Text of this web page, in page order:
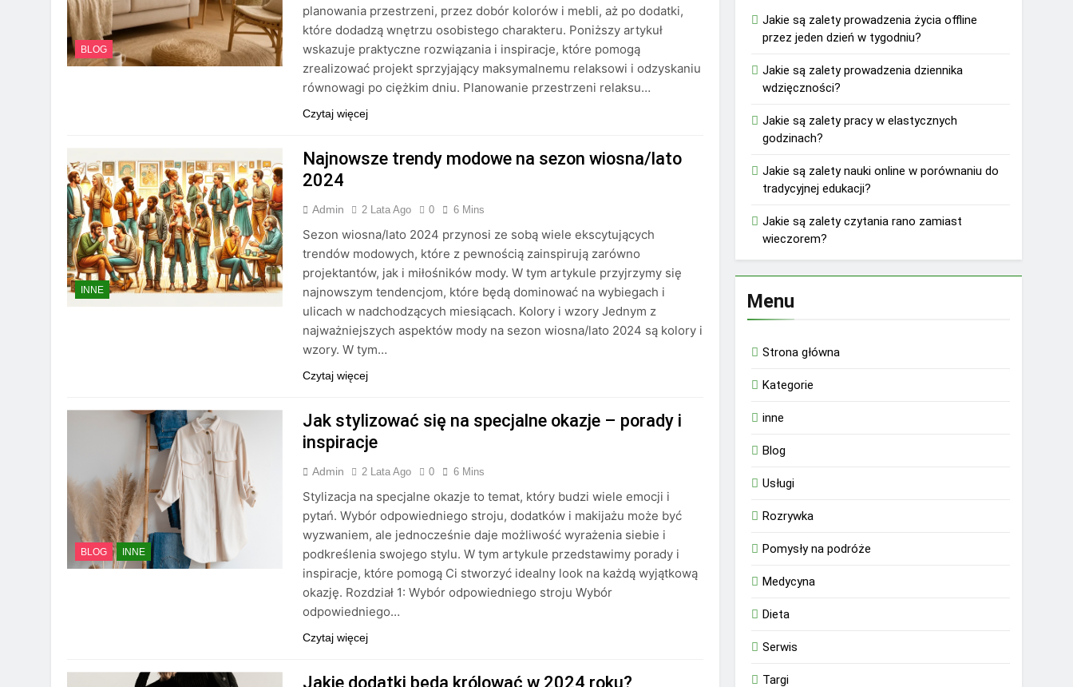
BLOG
planowania przestrzeni, przez dobór kolorów i mebli, aż po dodatki,
które dodadzą wnętrzu osobistego charakteru. Poniższy artykuł
wskazuje praktyczne rozwiązania i inspiracje, które pomogą
zrealizować projekt sprzyjający maksymalnemu relaksowi i odzyskaniu
równowagi po ciężkim dniu. Planowanie przestrzeni relaksu…
Czytaj więcej
INNE
Najnowsze trendy modowe na sezon wiosna/lato
2024
Admin 2 Lata Ago 0 6 Mins
Sezon wiosna/lato 2024 przynosi ze sobą wiele ekscytujących
trendów modowych, które z pewnością zainspirują zarówno
projektantów, jak i miłośników mody. W tym artykule przyjrzymy się
najnowszym tendencjom, które będą dominować na wybiegach i
ulicach w nadchodzących miesiącach. Kolory i wzory Jednym z
najważniejszych aspektów mody na sezon wiosna/lato 2024 są kolory i
wzory. W tym…
Czytaj więcej
BLOG INNE
Jak stylizować się na specjalne okazje – porady i
inspiracje
Admin 2 Lata Ago 0 6 Mins
Stylizacja na specjalne okazje to temat, który budzi wiele emocji i
pytań. Wybór odpowiedniego stroju, dodatków i makijażu może być
wyzwaniem, ale jednocześnie daje możliwość wyrażenia siebie i
podkreślenia swojego stylu. W tym artykule przedstawimy porady i
inspiracje, które pomogą Ci stworzyć idealny look na każdą wyjątkową
okazję. Rozdział 1: Wybór odpowiedniego stroju Wybór
odpowiedniego…
Czytaj więcej
Jakie dodatki będą królować w 2024 roku?
Jakie są zalety prowadzenia życia offline
przez jeden dzień w tygodniu?
Jakie są zalety prowadzenia dziennika
wdzięczności?
Jakie są zalety pracy w elastycznych
godzinach?
Jakie są zalety nauki online w porównaniu do
tradycyjnej edukacji?
Jakie są zalety czytania rano zamiast
wieczorem?
Menu
Strona główna
Kategorie
inne
Blog
Usługi
Rozrywka
Pomysły na podróże
Medycyna
Dieta
Serwis
Targi